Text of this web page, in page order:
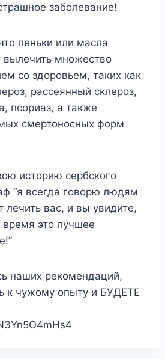
заболевание!
пеньки или масла
вылечить множество
со здоровьем, таких как
рассеянный склероз,
псориаз, а также
смертоносных форм
историю сербского
“я всегда говорю людям
лечить вас, и вы увидите,
это лучшее
наших рекомендаций,
к чужому опыту и БУДЕТЕ